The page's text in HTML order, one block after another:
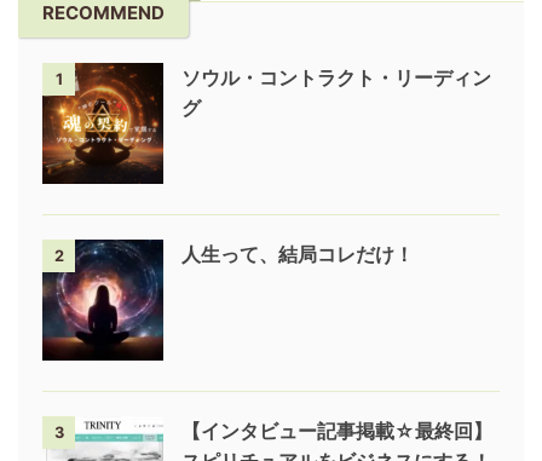
RECOMMEND
1
ソウル・コントラクト・リーディン
グ
2 人生って、結局コレだけ！
3
【インタビュー記事掲載☆最終回】